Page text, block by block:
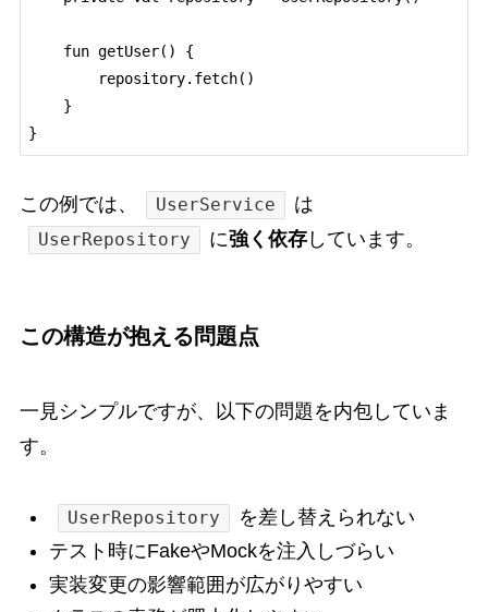
この例では、 UserService は
UserRepository に強く依存 しています。
この構造が抱える問題点
一見シンプルですが、以下の問題を内包していま
す。
UserRepository
を差し替えられない
テスト時にFakeやMockを注入しづらい
実装変更の影響範囲が広がりやすい